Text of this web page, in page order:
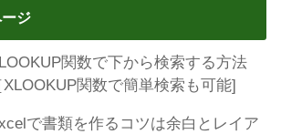
ジ
関数で下から検索する方法
XLOOKUP関数で簡単検索も可能]
で書類を作るコツは余白とレイア